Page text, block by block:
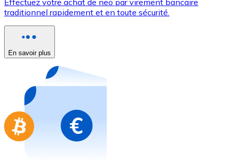
Utilisez les cartes Visa et Mastercard pour acheter
Acheter avec carte
Nouveau
Achetez des cartes-cadeaux de vos marques
Aller à la boutique de cartes-cadeaux
traditionnel rapidement et en toute sécurité.
En savoir plus